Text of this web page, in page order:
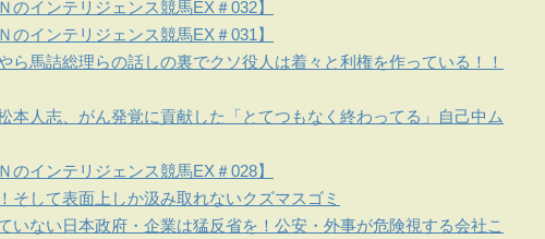
のインテリジェンス競馬EX＃032】
のインテリジェンス競馬EX＃031】
ら馬詰総理らの話しの裏でクソ役人は着々と利権を作っている！！
本人志、がん発覚に貢献した「とてつもなく終わってる」自己中ム
のインテリジェンス競馬EX＃028】
そして表面上しか汲み取れないクズマスゴミ
いない日本政府・企業は猛反省を！公安・外事が危険視する会社こ